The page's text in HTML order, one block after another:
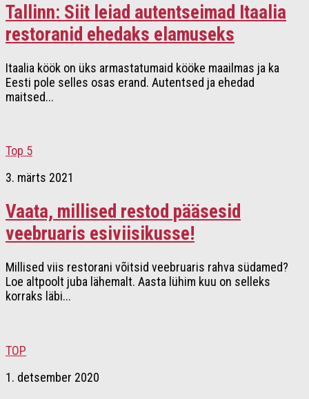
Tallinn: Siit leiad autentseimad Itaalia
restoranid ehedaks elamuseks
Itaalia köök on üks armastatumaid kööke maailmas ja ka
Eesti pole selles osas erand. Autentsed ja ehedad
maitsed...
Top 5
3. märts 2021
Vaata, millised restod pääsesid
veebruaris esiviisikusse!
Millised viis restorani võitsid veebruaris rahva südamed?
Loe altpoolt juba lähemalt. Aasta lühim kuu on selleks
korraks läbi...
TOP
1. detsember 2020